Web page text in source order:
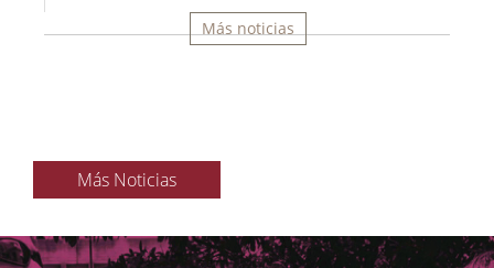
Más noticias
Más Noticias